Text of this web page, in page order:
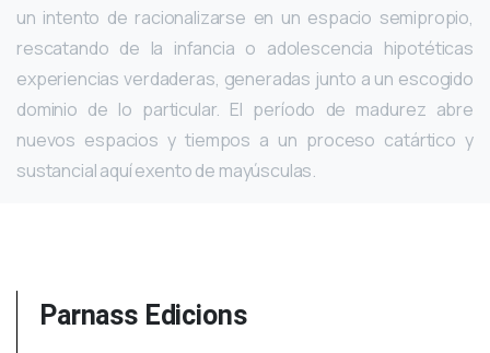
un intento de racionalizarse en un espacio semipropio,
rescatando de la infancia o adolescencia hipotéticas
experiencias verdaderas, generadas junto a un escogido
dominio de lo particular. El período de madurez abre
nuevos espacios y tiempos a un proceso catártico y
sustancial aquí exento de mayúsculas.
Parnass Edicions